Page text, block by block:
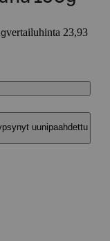
vertailuhinta 23,93
uunipaahdettu